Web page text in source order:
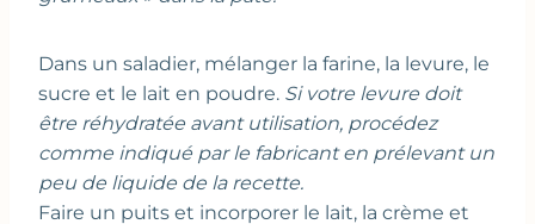
Dans un saladier, mélanger la farine, la levure, le
sucre et le lait en poudre. Si votre levure doit
être réhydratée avant utilisation, procédez
comme indiqué par le fabricant en prélevant un
peu de liquide de la recette.
Faire un puits et incorporer le lait, la crème et